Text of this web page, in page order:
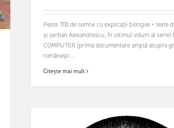
Peste 700 de semne cu explicații bilingve + texte
și șerban Alexandrescu, în ultimul volum al seriei
COMPUTER (prima documentare amplă asupra
românești ...
Citește mai mult